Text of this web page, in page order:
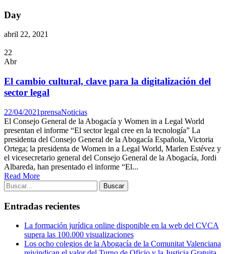
Day
abril 22, 2021
22
Abr
El cambio cultural, clave para la digitalización del
sector legal
22/04/2021prensaNoticias
El Consejo General de la Abogacía y Women in a Legal World
presentan el informe “El sector legal cree en la tecnología” La
presidenta del Consejo General de la Abogacía Española, Victoria
Ortega; la presidenta de Women in a Legal World, Marlen Estévez y
el vicesecretario general del Consejo General de la Abogacía, Jordi
Albareda, han presentado el informe “El...
Read More
Entradas recientes
La formación jurídica online disponible en la web del CVCA
supera las 100.000 visualizaciones
Los ocho colegios de la Abogacía de la Comunitat Valenciana